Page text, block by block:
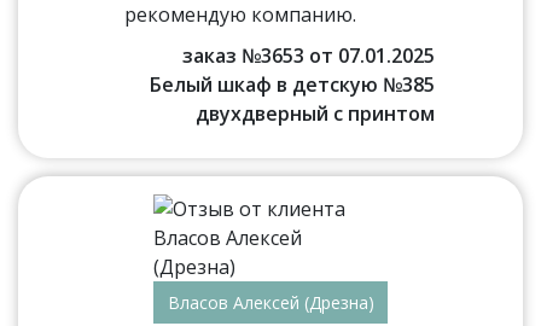
рекомендую компанию.
заказ №3653 от 07.01.2025
Белый шкаф в детскую №385
двухдверный с принтом
Власов Алексей (Дрезна)